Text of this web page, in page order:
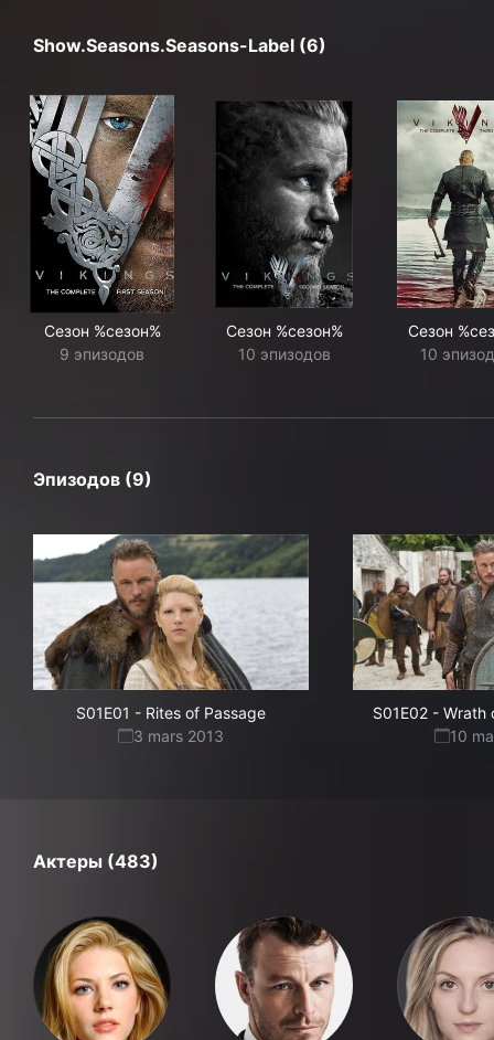
Show.seasons.seasons-Label (6)
Сезон %сезон%
9 эпизодов
Сезон %сезон%
10 эпизодов
Сезон
10
Эпизодов (9)
S01E01 - Rites of Passage
3 mars 2013
S01E02 - Wrath
10
Актеры (483)